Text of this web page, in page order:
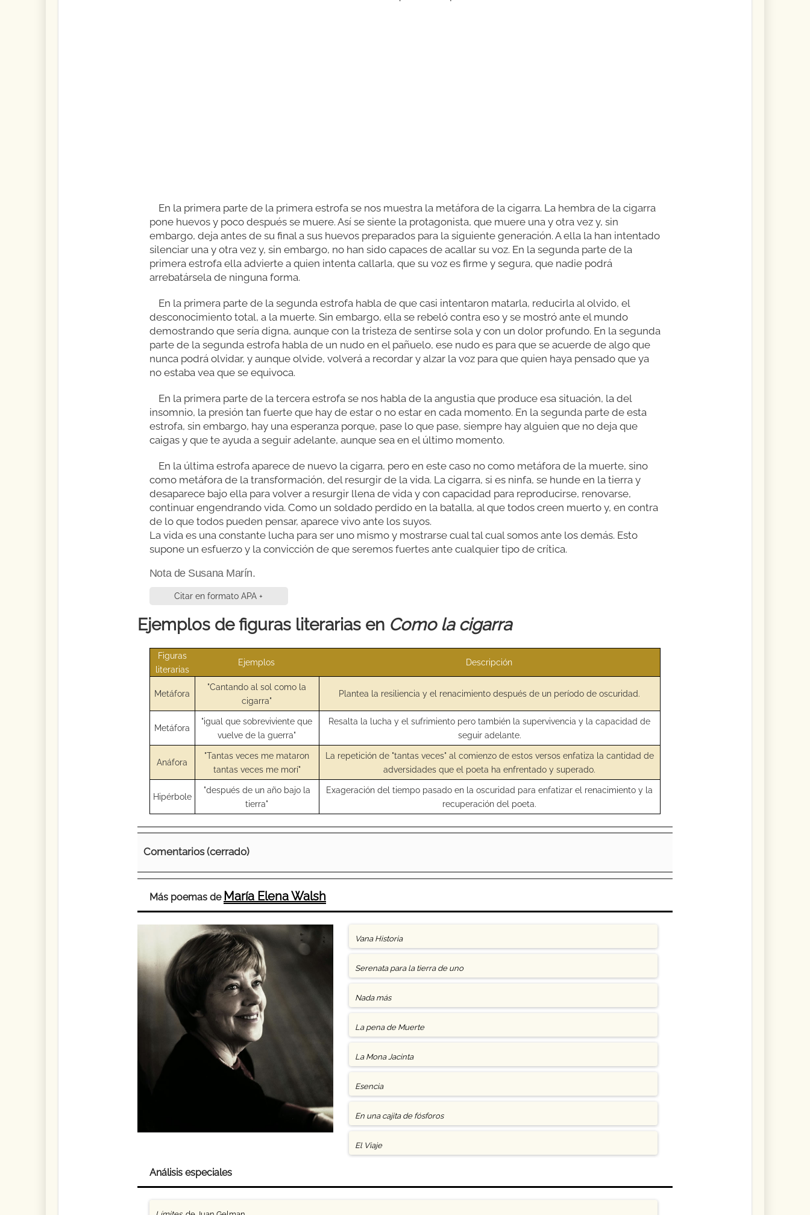
En la primera parte de la primera estrofa se nos muestra la metáfora de la cigarra. La hembra de la cigarra
pone huevos y poco después se muere. Así se siente la protagonista, que muere una y otra vez y, sin
embargo, deja antes de su final a sus huevos preparados para la siguiente generación. A ella la han intentado
silenciar una y otra vez y, sin embargo, no han sido capaces de acallar su voz. En la segunda parte de la
primera estrofa ella advierte a quien intenta callarla, que su voz es firme y segura, que nadie podrá
arrebatársela de ninguna forma.
En la primera parte de la segunda estrofa habla de que casi intentaron matarla, reducirla al olvido, el
desconocimiento total, a la muerte. Sin embargo, ella se rebeló contra eso y se mostró ante el mundo
demostrando que sería digna, aunque con la tristeza de sentirse sola y con un dolor profundo. En la segunda
parte de la segunda estrofa habla de un nudo en el pañuelo, ese nudo es para que se acuerde de algo que
nunca podrá olvidar, y aunque olvide, volverá a recordar y alzar la voz para que quien haya pensado que ya
no estaba vea que se equivoca.
En la primera parte de la tercera estrofa se nos habla de la angustia que produce esa situación, la del
insomnio, la presión tan fuerte que hay de estar o no estar en cada momento. En la segunda parte de esta
estrofa, sin embargo, hay una esperanza porque, pase lo que pase, siempre hay alguien que no deja que
caigas y que te ayuda a seguir adelante, aunque sea en el último momento.
En la última estrofa aparece de nuevo la cigarra, pero en este caso no como metáfora de la muerte, sino
como metáfora de la transformación, del resurgir de la vida. La cigarra, si es ninfa, se hunde en la tierra y
desaparece bajo ella para volver a resurgir llena de vida y con capacidad para reproducirse, renovarse,
continuar engendrando vida. Como un soldado perdido en la batalla, al que todos creen muerto y, en contra
de lo que todos pueden pensar, aparece vivo ante los suyos.
La vida es una constante lucha para ser uno mismo y mostrarse cual tal cual somos ante los demás. Esto
supone un esfuerzo y la convicción de que seremos fuertes ante cualquier tipo de crítica.
Nota de Susana Marín.
Citar en formato APA +
Ejemplos de figuras literarias en Como la cigarra
Figuras
literarias
Ejemplos Descripción
Metáfora
"Cantando al sol como la
cigarra"
Plantea la resiliencia y el renacimiento después de un período de oscuridad.
Metáfora
"igual que sobreviviente que
vuelve de la guerra"
Resalta la lucha y el sufrimiento pero también la supervivencia y la capacidad de
seguir adelante.
Anáfora
"Tantas veces me mataron
tantas veces me morí"
La repetición de "tantas veces" al comienzo de estos versos enfatiza la cantidad de
adversidades que el poeta ha enfrentado y superado.
Hipérbole
"después de un año bajo la
tierra"
Exageración del tiempo pasado en la oscuridad para enfatizar el renacimiento y la
recuperación del poeta.
Comentarios (cerrado)
Más poemas de María Elena Walsh
Vana Historia
Serenata para la tierra de uno
Nada más
La pena de Muerte
La Mona Jacinta
Esencia
En una cajita de fósforos
El Viaje
Análisis especiales